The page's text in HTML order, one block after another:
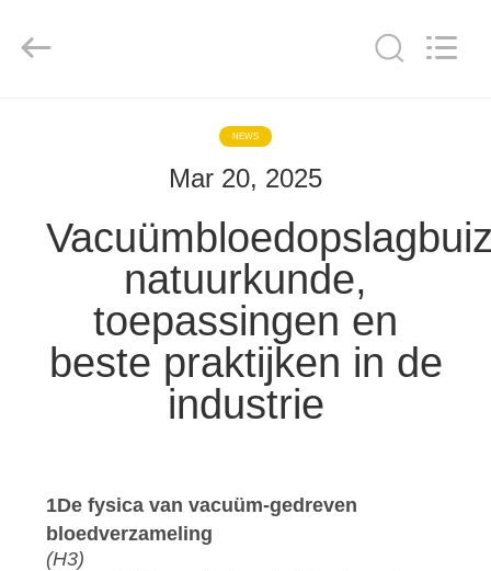
PRODUCTEN
ONGEVEER
FABRIEKSREIS
KWALITEITSCONTROLE
CONTACTEER
ONS
Devices
NEWS
Mar 20, 2025
natuurkunde,
toepassingen en
beste praktijken in de
industrie
1De fysica van vacuüm-gedreven
bloedverzameling
(H3)